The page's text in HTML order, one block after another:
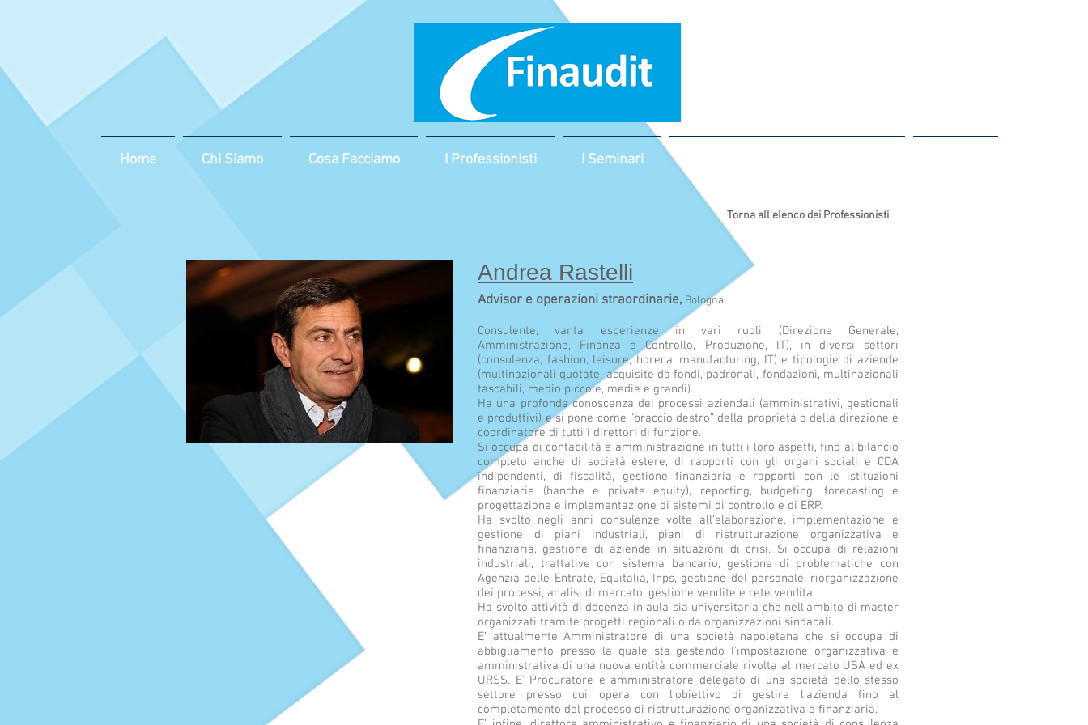
Home Chi Siamo Cosa Facciamo I Professionisti I Seminari
Torna all'elenco dei Professionisti
Andrea Rastelli
Advisor e operazioni straordinarie, Bologna
Consulente, vanta esperienze in vari ruoli (Direzione Generale,
Amministrazione, Finanza e Controllo, Produzione, IT), in diversi settori
(consulenza, fashion, leisure, horeca, manufacturing, IT) e tipologie di aziende
(multinazionali quotate, acquisite da fondi, padronali, fondazioni, multinazionali
tascabili, medio piccole, medie e grandi).
Ha una profonda conoscenza dei processi aziendali (amministrativi, gestionali
e produttivi) e si pone come “braccio destro” della proprietà o della direzione e
coordinatore di tutti i direttori di funzione.
Si occupa di contabilità e amministrazione in tutti i loro aspetti, fino al bilancio
completo anche di società estere, di rapporti con gli organi sociali e CDA
indipendenti, di fiscalità, gestione finanziaria e rapporti con le istituzioni
finanziarie (banche e private equity), reporting, budgeting, forecasting e
progettazione e implementazione di sistemi di controllo e di ERP.
Ha svolto negli anni consulenze volte all’elaborazione, implementazione e
gestione di piani industriali, piani di ristrutturazione organizzativa e
finanziaria, gestione di aziende in situazioni di crisi. Si occupa di relazioni
industriali, trattative con sistema bancario, gestione di problematiche con
Agenzia delle Entrate, Equitalia, Inps, gestione del personale, riorganizzazione
dei processi, analisi di mercato, gestione vendite e rete vendita.
Ha svolto attività di docenza in aula sia universitaria che nell’ambito di master
organizzati tramite progetti regionali o da organizzazioni sindacali.
E’ attualmente Amministratore di una società napoletana che si occupa di
abbigliamento presso la quale sta gestendo l’impostazione organizzativa e
amministrativa di una nuova entità commerciale rivolta al mercato USA ed ex
URSS. E’ Procuratore e amministratore delegato di una società dello stesso
settore presso cui opera con l’obiettivo di gestire l’azienda fino al
completamento del processo di ristrutturazione organizzativa e finanziaria.